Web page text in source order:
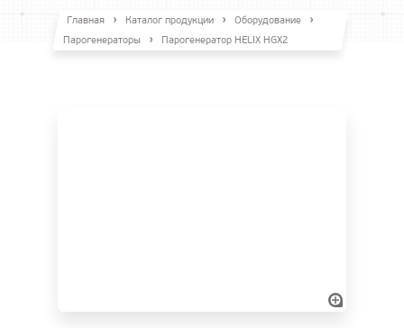
Главная Каталог продукции
Оборудование
Парогенераторы
Парогенератор HELIX HGX2